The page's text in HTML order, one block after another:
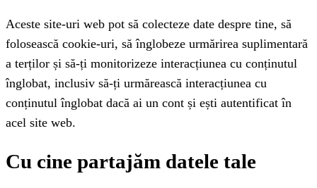
Aceste site-uri web pot să colecteze date despre tine, să
folosească cookie-uri, să înglobeze urmărirea suplimentară
a terților și să-ți monitorizeze interacțiunea cu conținutul
înglobat, inclusiv să-ți urmărească interacțiunea cu
conținutul înglobat dacă ai un cont și ești autentificat în
acel site web.
Cu cine partajăm datele tale